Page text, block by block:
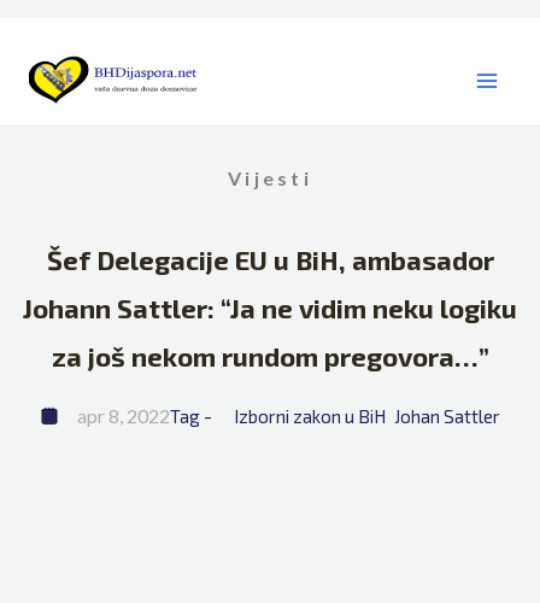
content
Vijesti
Šef Delegacije EU u BiH, ambasador
Johann Sattler: “Ja ne vidim neku logiku
za još nekom rundom pregovora…”
apr 8, 2022Tag - Izborni zakon u BiH Johan Sattler